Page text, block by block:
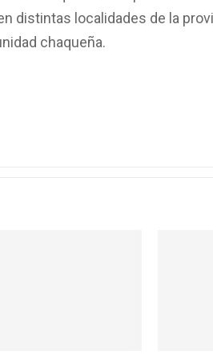
distintas localidades de la
chaqueña.